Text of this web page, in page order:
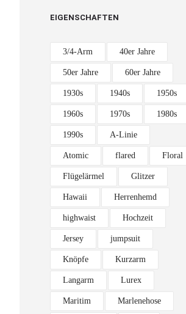
EIGENSCHAFTEN
3/4-Arm 40er Jahre
50er Jahre 60er Jahre
1930s 1940s 1950s
1960s 1970s 1980s
1990s A-Linie
Atomic flared Floral
Flügelärmel Glitzer
Hawaii Herrenhemd
highwaist Hochzeit
Jersey jumpsuit
Knöpfe Kurzarm
Langarm Lurex
Maritim Marlenehose